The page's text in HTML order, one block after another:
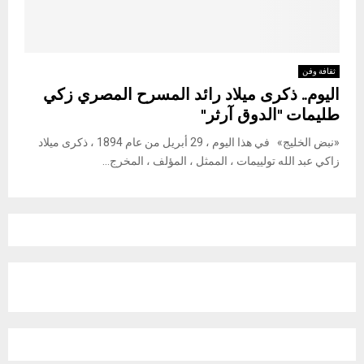
ثقافة وفن
اليوم.. ذكرى ميلاد رائد المسرح المصري زكي
طليمات "الدوق آرثر"
«نبض الخليج» في هذا اليوم ، 29 أبريل من عام 1894 ، ذكرى ميلاد
زاكي عبد الله تولييمات ، الممثل ، المؤلف ، المخرج...